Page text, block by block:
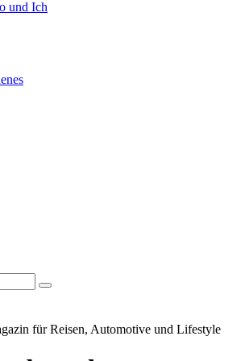
und Ich
Search
für Reisen, Automotive und Lifestyle